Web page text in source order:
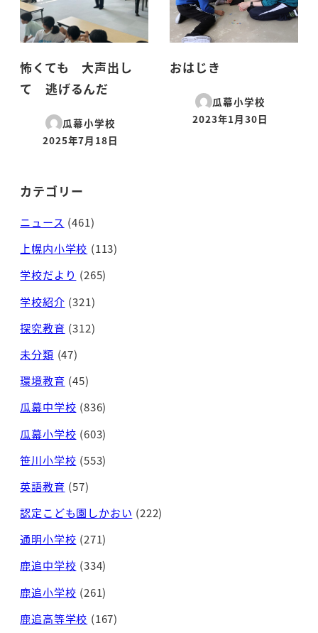
怖くても 大声出し
て 逃げるんだ
瓜幕小学校
投稿日
2025年7月18日
おはじき
瓜幕小学校
投稿日
2023年1月30日
カテゴリー
ニュース (461)
上幌内小学校 (113)
学校だより (265)
学校紹介 (321)
探究教育 (312)
未分類 (47)
環境教育 (45)
瓜幕中学校 (836)
瓜幕小学校 (603)
笹川小学校 (553)
英語教育 (57)
認定こども園しかおい (222)
通明小学校 (271)
鹿追中学校 (334)
鹿追小学校 (261)
鹿追高等学校 (167)